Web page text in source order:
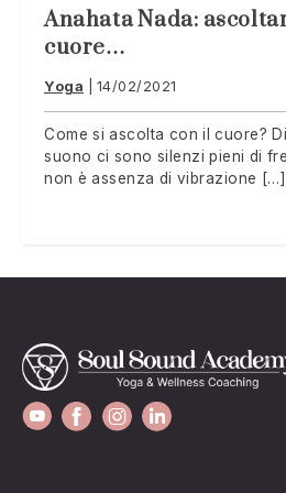
Anahata Nada:
cuore…
Yoga 14/02/2021
Come si ascolta con il cuore?
suono ci sono silenzi pieni di
non è assenza di vibrazione […]